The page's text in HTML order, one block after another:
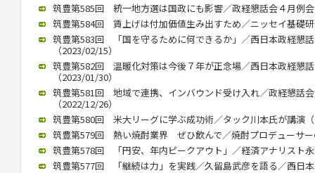
筑豊第585回 統一地方選は国政にも影響／政経懇話会４月例
筑豊第584回 賃上げは付加価値生み出すため／ニッセイ基礎
筑豊第583回 「国を守るために何できるか」／西日本政経懇
（2023/02/15）
筑豊第582回 温暖化対策は今後７年が正念場／西日本政経懇
（2023/01/30）
筑豊第581回 地域で連携、インバウンド受け入れ／政経懇話
（2022/12/26）
筑豊第580回 米大リーグに学ぶ成功術／タック川本氏が講演
筑豊第579回 熱い焼酎業界 ぜひ飲んで／焼酎プロデューサ
筑豊第578回 「円安、年内ピークアウト」／経済アナリスト
筑豊第577回 「継続は力」を実践／久留島武彦を語る／西日